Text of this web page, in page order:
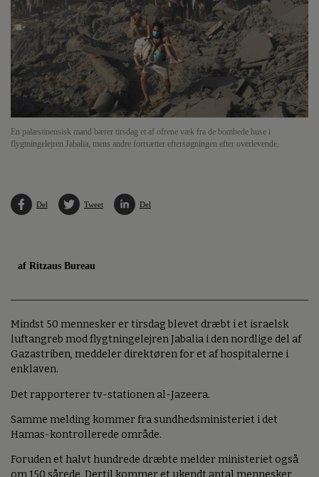
En palæstinensisk mand bærer tirsdag et af ofrene væk fra de bombede huse i
flygtningelejren Jabalia, mens andre fortsætter eftersøgningen efter overlevende.
Del Tweet Del
af Ritzaus Bureau
Mindst 50 mennesker er tirsdag blevet dræbt i et israelsk
luftangreb mod flygtningelejren Jabalia i den nordlige del af
Gazastriben, meddeler direktøren for et af hospitalerne i
enklaven.
Det rapporterer tv-stationen al-Jazeera.
Samme melding kommer fra sundhedsministeriet i det
Hamas-kontrollerede område.
Foruden et halvt hundrede dræbte melder ministeriet også